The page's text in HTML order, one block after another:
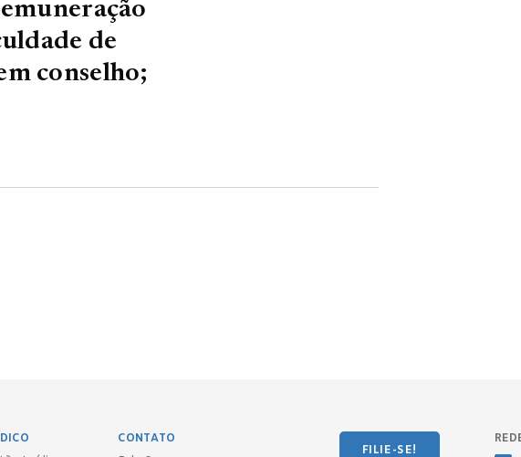
de
conselho;
CONTATO
FILIE-SE!